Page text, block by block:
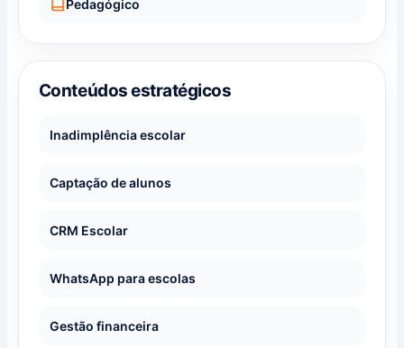
Pedagógico
Conteúdos estratégicos
Inadimplência escolar
Captação de alunos
CRM Escolar
WhatsApp para escolas
Gestão financeira